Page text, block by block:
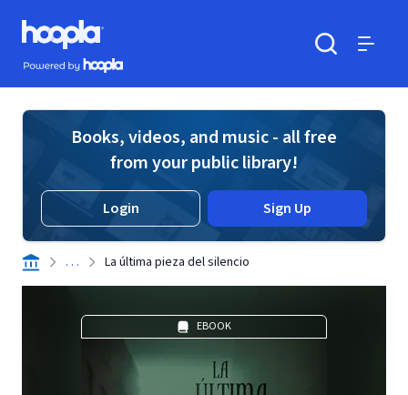
Skip to main content
Hoopla logo
Powered by Hoopla
Books, videos, and music - all free
from your public library!
Login Sign Up
. . . La última pieza del silencio
EBOOK